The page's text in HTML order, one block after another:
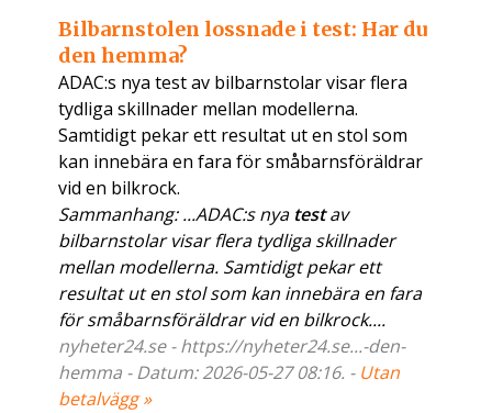
Bilbarnstolen lossnade i test: Har du
den hemma?
ADAC:s nya test av bilbarnstolar visar flera
tydliga skillnader mellan modellerna.
Samtidigt pekar ett resultat ut en stol som
kan innebära en fara för småbarnsföräldrar
vid en bilkrock.
Sammanhang: ...ADAC:s nya testav
bilbarnstolar visar flera tydliga skillnader
mellan modellerna. Samtidigt pekar ett
resultat ut en stol som kan innebära en fara
för småbarnsföräldrar vid en bilkrock....
nyheter24.se - https://nyheter24.se...-den-
hemma - Datum: 2026-05-27 08:16. - Utan
betalvägg »